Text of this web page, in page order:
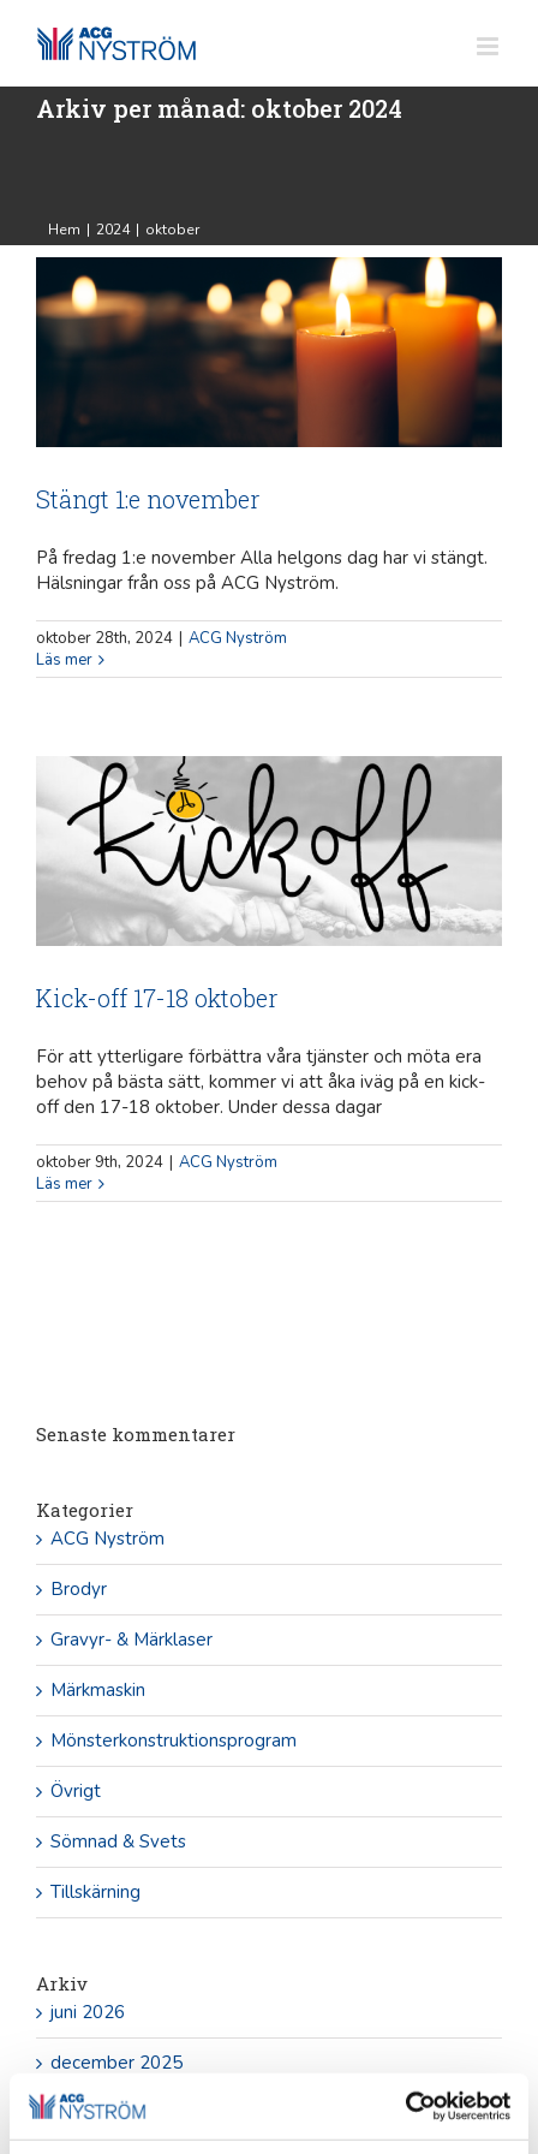
innehållet
Arkiv per månad: oktober 2024
Hem | 2024 | oktober
Stängt 1:e november
På fredag 1:e november Alla helgons dag har vi stängt.
Hälsningar från oss på ACG Nyström.
oktober 28th, 2024 | ACG Nyström
Läs mer
Kick-off 17-18 oktober
Kick-off 17-18 oktober
För att ytterligare förbättra våra tjänster och möta era
behov på bästa sätt, kommer vi att åka iväg på en kick-
off den 17-18 oktober. Under dessa dagar
oktober 9th, 2024 | ACG Nyström
Läs mer
Senaste kommentarer
Kategorier
ACG Nyström
Brodyr
Gravyr- & Märklaser
Märkmaskin
Mönsterkonstruktionsprogram
Övrigt
Sömnad & Svets
Tillskärning
Arkiv
juni 2026
december 2025
september 2025